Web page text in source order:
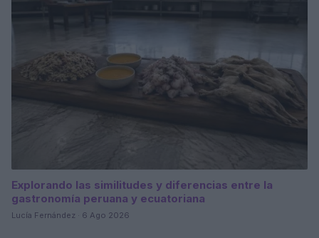
Explorando las similitudes y diferencias entre la
gastronomía peruana y ecuatoriana
Lucía Fernández · 6 Ago 2026